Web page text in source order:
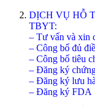
DỊCH VỤ HỖ
TBYT:
– Tư vấn và xin
– Công bố đủ
– Công bố tiêu
– Đăng ký
– Đăng ký lưu
– Đăng ký FDA